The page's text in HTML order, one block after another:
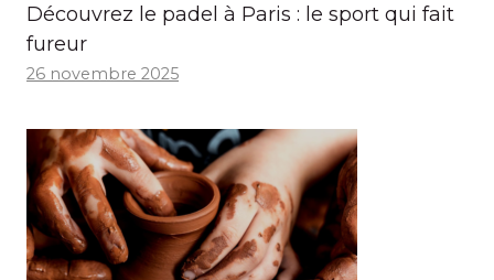
Découvrez le padel à Paris : le sport qui fait
fureur
26 novembre 2025